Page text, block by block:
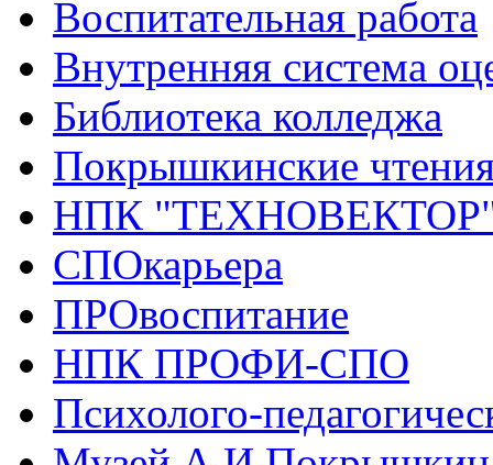
Воспитательная работа
Внутренняя система
Библиотека колледжа
Покрышкинские
НПК
СПОкарьера
ПРОвоспитание
НПК ПРОФИ-СПО
Психолого-